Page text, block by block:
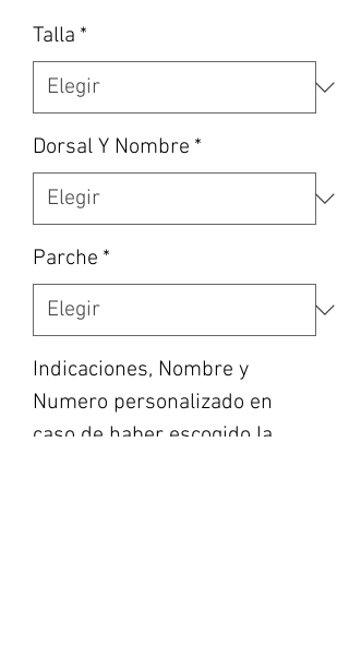
Talla *
Dorsal Y Nombre *
Parche *
Indicaciones, Nombre y
Numero personalizado en
caso de haber escogido la